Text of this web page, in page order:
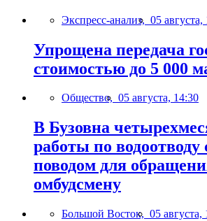
Экспресс-анализ, 05 августа,
Упрощена передача
стоимостью до 5 000
Общество, 05 августа, 14:30
В Бузовна
работы по водоотводу
поводом для
омбудсмену
Большой Восток, 05 августа,